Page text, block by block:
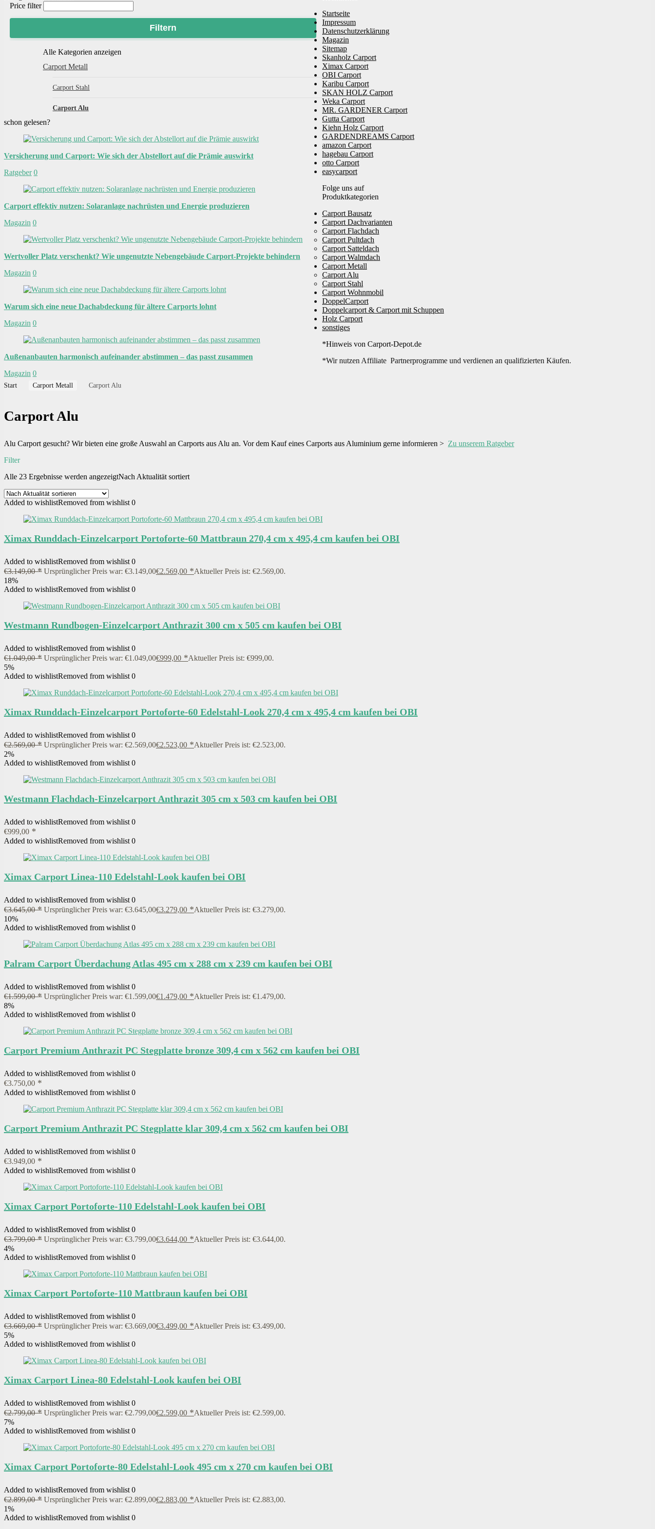
Price filter
Filtern
Alle Kategorien anzeigen
Carport Metall
Carport Stahl
Carport Alu
schon gelesen?
Versicherung und Carport: Wie sich der Abstellort auf die Prämie auswirkt
Ratgeber 0
Carport effektiv nutzen: Solaranlage nachrüsten und Energie produzieren
Magazin 0
Wertvoller Platz verschenkt? Wie ungenutzte Nebengebäude Carport-Projekte behindern
Magazin 0
Warum sich eine neue Dachabdeckung für ältere Carports lohnt
Magazin 0
Außenanbauten harmonisch aufeinander abstimmen – das passt zusammen
Magazin 0
Start Carport Metall Carport Alu
Carport Alu
Alu Carport gesucht? Wir bieten eine große Auswahl an Carports aus Alu an. Vor dem Kauf eines Carports aus Aluminium gerne informieren > Zu unserem Ratgeber
Filter
Alle 23 Ergebnisse werden angezeigtNach Aktualität sortiert
Added to wishlistRemoved from wishlist 0
Ximax Runddach-Einzelcarport Portoforte-60 Mattbraun 270,4 cm x 495,4 cm kaufen bei OBI
Added to wishlistRemoved from wishlist 0
€3.149,00 Ursprünglicher Preis war: €3.149,00€2.569,00
Aktueller Preis ist: €2.569,00.
18%
Added to wishlistRemoved from wishlist 0
Westmann Rundbogen-Einzelcarport Anthrazit 300 cm x 505 cm kaufen bei OBI
Added to wishlistRemoved from wishlist 0
€1.049,00 Ursprünglicher Preis war: €1.049,00€999,00
Aktueller Preis ist: €999,00.
5%
Added to wishlistRemoved from wishlist 0
Ximax Runddach-Einzelcarport Portoforte-60 Edelstahl-Look 270,4 cm x 495,4 cm kaufen bei OBI
Added to wishlistRemoved from wishlist 0
€2.569,00 Ursprünglicher Preis war: €2.569,00€2.523,00
Aktueller Preis ist: €2.523,00.
2%
Added to wishlistRemoved from wishlist 0
Westmann Flachdach-Einzelcarport Anthrazit 305 cm x 503 cm kaufen bei OBI
Added to wishlistRemoved from wishlist 0
€999,00
Added to wishlistRemoved from wishlist 0
Ximax Carport Linea-110 Edelstahl-Look kaufen bei OBI
Added to wishlistRemoved from wishlist 0
€3.645,00 Ursprünglicher Preis war: €3.645,00€3.279,00
Aktueller Preis ist: €3.279,00.
10%
Added to wishlistRemoved from wishlist 0
Palram Carport Überdachung Atlas 495 cm x 288 cm x 239 cm kaufen bei OBI
Added to wishlistRemoved from wishlist 0
€1.599,00 Ursprünglicher Preis war: €1.599,00€1.479,00
Aktueller Preis ist: €1.479,00.
8%
Added to wishlistRemoved from wishlist 0
Carport Premium Anthrazit PC Stegplatte bronze 309,4 cm x 562 cm kaufen bei OBI
Added to wishlistRemoved from wishlist 0
€3.750,00
Added to wishlistRemoved from wishlist 0
Carport Premium Anthrazit PC Stegplatte klar 309,4 cm x 562 cm kaufen bei OBI
Added to wishlistRemoved from wishlist 0
€3.949,00
Added to wishlistRemoved from wishlist 0
Ximax Carport Portoforte-110 Edelstahl-Look kaufen bei OBI
Added to wishlistRemoved from wishlist 0
€3.799,00 Ursprünglicher Preis war: €3.799,00€3.644,00
Aktueller Preis ist: €3.644,00.
4%
Added to wishlistRemoved from wishlist 0
Ximax Carport Portoforte-110 Mattbraun kaufen bei OBI
Added to wishlistRemoved from wishlist 0
€3.669,00 Ursprünglicher Preis war: €3.669,00€3.499,00
Aktueller Preis ist: €3.499,00.
5%
Added to wishlistRemoved from wishlist 0
Ximax Carport Linea-80 Edelstahl-Look kaufen bei OBI
Added to wishlistRemoved from wishlist 0
€2.799,00 Ursprünglicher Preis war: €2.799,00€2.599,00
Aktueller Preis ist: €2.599,00.
7%
Added to wishlistRemoved from wishlist 0
Ximax Carport Portoforte-80 Edelstahl-Look 495 cm x 270 cm kaufen bei OBI
Added to wishlistRemoved from wishlist 0
€2.899,00 Ursprünglicher Preis war: €2.899,00€2.883,00
Aktueller Preis ist: €2.883,00.
1%
Added to wishlistRemoved from wishlist 0
Startseite
Impressum
Datenschutzerklärung
Magazin
Sitemap
Skanholz Carport
Ximax Carport
OBI Carport
Karibu Carport
SKAN HOLZ Carport
Weka Carport
MR. GARDENER Carport
Gutta Carport
Kiehn Holz Carport
GARDENDREAMS Carport
amazon Carport
hagebau Carport
otto Carport
easycarport
Folge uns auf
Produktkategorien
Carport Bausatz
Carport Dachvarianten
Carport Flachdach
Carport Pultdach
Carport Satteldach
Carport Walmdach
Carport Metall
Carport Alu
Carport Stahl
Carport Wohnmobil
DoppelCarport
Doppelcarport & Carport mit Schuppen
Holz Carport
sonstiges
*Hinweis von Carport-Depot.de
*Wir nutzen Affiliate Partnerprogramme und verdienen an qualifizierten Käufen.